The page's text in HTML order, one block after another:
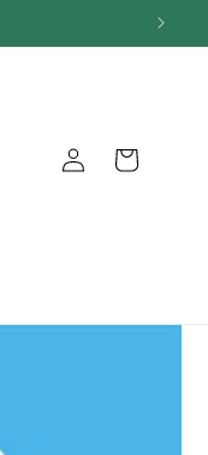
VerbindungWarenkorb